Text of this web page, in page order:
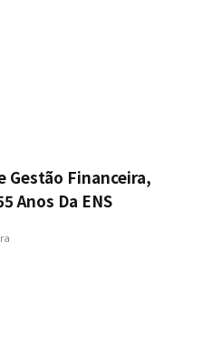
Gestão Financeira,
Anos Da ENS